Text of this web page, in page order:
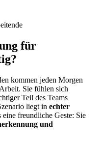
für
kommen jeden Morgen
Sie fühlen sich
Teil des Teams
liegt in echter
eine freundliche Geste: Sie
und